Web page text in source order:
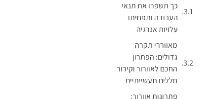
כך תשפרו את תנאי
העבודה ותפחיתו
עלויות אנרגיה
מאווררי תקרה
גדולים: הפתרון
החכם לאוורור וקירור
חללים תעשייתיים
פתרונות אוורור: